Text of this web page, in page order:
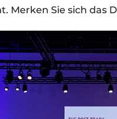
Merken Sie sich das